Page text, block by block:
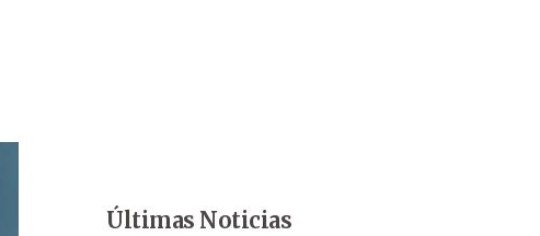
Últimas Noticias